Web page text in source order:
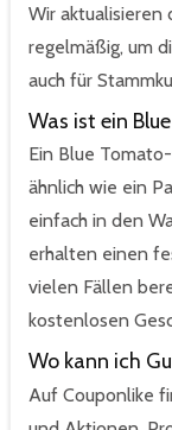
Wir aktualisieren
regelmäßig, um
auch für
Was ist ein
Ein Blue
ähnlich wie ein
einfach in den
erhalten einen
vielen Fällen
kostenlosen
Wo kann ich
Auf Couponlike